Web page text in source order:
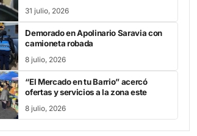
31 julio, 2026
Demorado en Apolinario Saravia con
camioneta robada
8 julio, 2026
“El Mercado en tu Barrio” acercó
ofertas y servicios a la zona este
8 julio, 2026